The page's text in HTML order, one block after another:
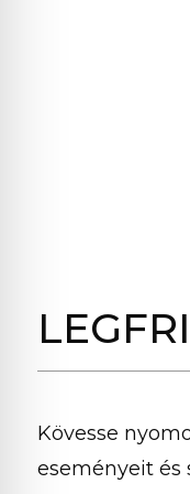
Kövesse
eseményeit és